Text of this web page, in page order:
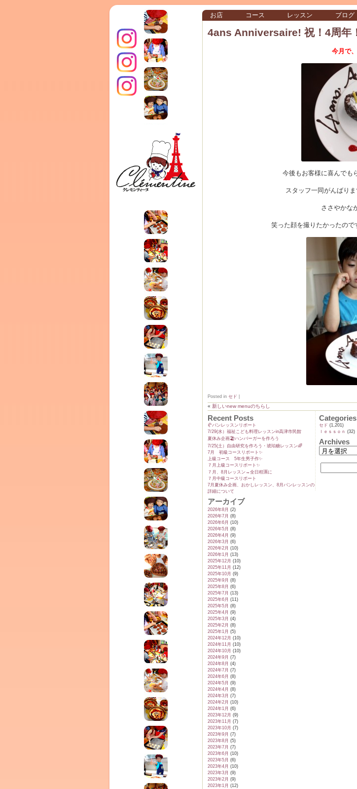
クレモンティーヌ – 新百合ヶ丘の料理教
室・テイクアウト Clémentine (produced
by CEDO)
お店 コース レッスン ブログ
インス
タグラ
4ans Anniversaire! 祝！4周年
今月で
今後もお客様に喜んでも
スタッフ一同がんばり
ささやかな
笑った顔を撮りたかったの
Posted in セド
« 新しいnew menuのちらし
Recent Posts
🥐パンレッスンリポート
7/29(水）福祉こども料理レッスンin高津市民館
夏休み企画🏖️ハンバーガーを作ろう
7/25(土）自由研究を作ろう・琥珀糖レッスン🌈
7月 初級コースリポート✨️
上級コース 5年生男子作✨️
７月上級コースリポート✨️
７月、8月レッスン→全日程🈵に
７月中級コースリポート
7月夏休み企画、おかしレッスン、8月パンレッスンの
詳細について
アーカイブ
2026年8月 (2)
2026年7月 (8)
2026年6月 (10)
2026年5月 (8)
2026年4月 (9)
2026年3月 (6)
2026年2月 (10)
2026年1月 (13)
2025年12月 (10)
2025年11月 (12)
2025年10月 (9)
2025年9月 (8)
2025年8月 (6)
2025年7月 (13)
2025年6月 (11)
2025年5月 (8)
2025年4月 (9)
2025年3月 (4)
2025年2月 (8)
2025年1月 (5)
2024年12月 (10)
2024年11月 (10)
2024年10月 (10)
2024年9月 (7)
2024年8月 (4)
2024年7月 (7)
2024年6月 (8)
2024年5月 (9)
2024年4月 (8)
2024年3月 (7)
2024年2月 (10)
2024年1月 (6)
2023年12月 (9)
2023年11月 (7)
2023年10月 (7)
2023年9月 (7)
2023年8月 (5)
2023年7月 (7)
2023年6月 (10)
2023年5月 (6)
2023年4月 (10)
2023年3月 (9)
2023年2月 (9)
2023年1月 (12)
Categories
セド (1,201)
ｌｅｓｓｏｎ (32)
Archives